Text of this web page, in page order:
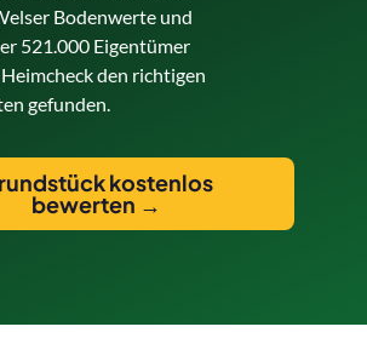
Bodenwerte und
521.000 Eigentümer
den richtigen
gefunden.
kostenlos
bewerten →